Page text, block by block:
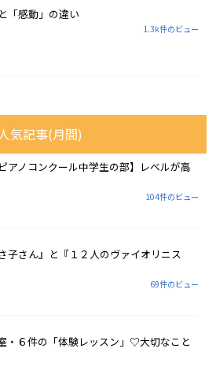
「感動」の違い
1.3k件のビュー
気記事(月間)
アノコンクール中学生の部】レベルが高
104件のビュー
子さん』と『１２人のヴァイオリニス
69件のビュー
・６件の「体験レッスン」♡大切なこと